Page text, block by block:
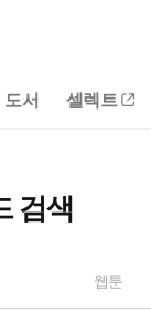
도서 셀렉트
검색
웹툰